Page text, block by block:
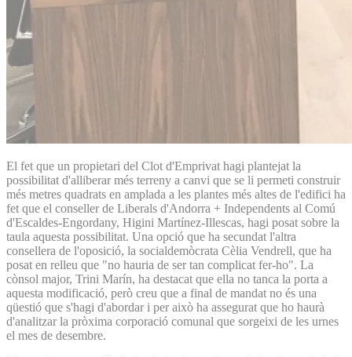
El fet que un propietari del Clot d'Emprivat hagi plantejat la
possibilitat d'alliberar més terreny a canvi que se li permeti construir
més metres quadrats en amplada a les plantes més altes de l'edifici ha
fet que el conseller de Liberals d'Andorra + Independents al Comú
d'Escaldes-Engordany, Higini Martínez-Illescas, hagi posat sobre la
taula aquesta possibilitat. Una opció que ha secundat l'altra
consellera de l'oposició, la socialdemòcrata Cèlia Vendrell, que ha
posat en relleu que "no hauria de ser tan complicat fer-ho". La
cònsol major, Trini Marín, ha destacat que ella no tanca la porta a
aquesta modificació, però creu que a final de mandat no és una
qüestió que s'hagi d'abordar i per això ha assegurat que ho haurà
d'analitzar la pròxima corporació comunal que sorgeixi de les urnes
el mes de desembre.